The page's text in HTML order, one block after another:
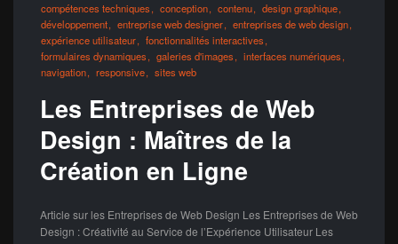
compétences techniques
conception contenu
design graphique
développement
entreprise web designer
entreprises de web design
expérience utilisateur
fonctionnalités interactives
formulaires dynamiques
galeries d'images
interfaces numériques
navigation
responsive sites web
Les Entreprises de Web
Design : Maîtres de la
Création en Ligne
Article sur les Entreprises de Web Design Les Entreprises de Web
Design : Créativité au Service de l’Expérience Utilisateur Les